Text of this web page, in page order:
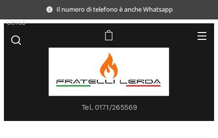
Il numero di telefono è anche Whatsapp
Tel. 0171/265569
Cerca